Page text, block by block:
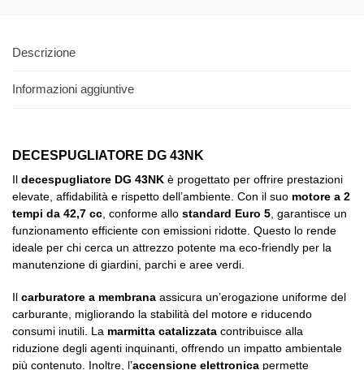
Descrizione
Informazioni aggiuntive
DECESPUGLIATORE DG 43NK
Il decespugliatore DG 43NK è progettato per offrire prestazioni
elevate, affidabilità e rispetto dell’ambiente. Con il suo motore a 2
tempi da 42,7 cc , conforme allo standard Euro 5 , garantisce un
funzionamento efficiente con emissioni ridotte. Questo lo rende
ideale per chi cerca un attrezzo potente ma eco-friendly per la
manutenzione di giardini, parchi e aree verdi.
Il carburatore a membrana assicura un’erogazione uniforme del
carburante, migliorando la stabilità del motore e riducendo
consumi inutili. La marmitta catalizzata contribuisce alla
riduzione degli agenti inquinanti, offrendo un impatto ambientale
più contenuto. Inoltre, l’accensione elettronica permette